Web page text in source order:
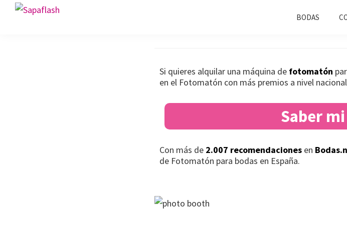
Saltar
Saltar
Saltar
BODAS
Fotomatón Bodas Pina de
Si quieres alquilar una máquina de fotomatón
en el Fotomatón con más premios a nivel
Saber
Con más de 2.007 recomendaciones en
de Fotomatón para bodas en España.